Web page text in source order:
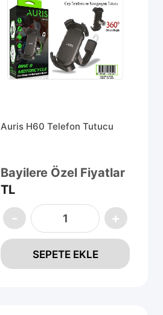
Auris H60 Telefon Tutucu
Bayilere Özel Fiyatlar
TL
SEPETE EKLE